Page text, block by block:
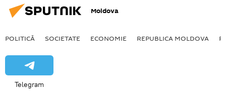
Moldova
POLITICĂ SOCIETATE ECONOMIE REPUBLICA MOLDOVA
Telegram